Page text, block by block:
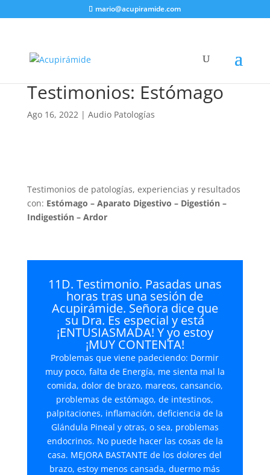
mario@acupiramide.com
Testimonios: Estómago
Ago 16, 2022| Audio Patologías
Testimonios de patologías, experiencias y resultados
con: Estómago – Aparato Digestivo – Digestión –
Indigestión – Ardor
11D. Testimonio. Pasadas unas
horas tras una sesión de
Acupirámide. Señora dice que
su Dra. Es especial y está
¡ENTUSIASMADA! Y yo estoy
¡MUY CONTENTA!
Problemas que viene padeciendo: Dormir
muy poco, falta de Energía, me sienta mal la
comida, dolor de brazo, mareos, cansancio,
problemas de estómago, de intestinos,
palpitaciones, inflamación, deficiencia de la
Glándula Pineal y otras, o sea, problemas
endocrinos. No puede hacer las cosas de la
casa. MEJORA BASTANTE de los dolores del
brazo, estoy menos cansada, duermo más